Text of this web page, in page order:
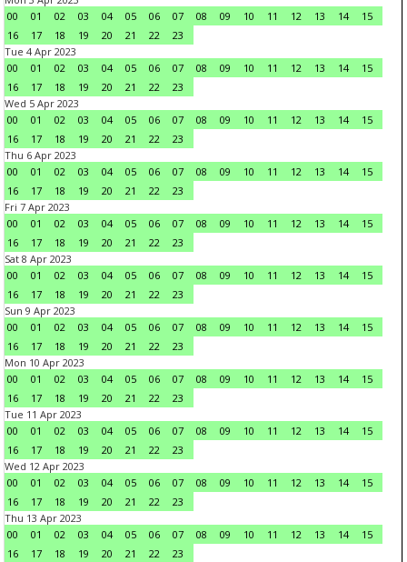
00
01 02 03 04 05 06 07 08 09 10 11 12 13 14
15
16
17 18 19 20 21 22
23
Tue 4 Apr 2023
00
01 02 03 04 05 06 07 08 09 10 11 12 13 14
15
16
17 18 19 20 21 22
23
Wed 5 Apr 2023
00
01 02 03 04 05 06 07 08 09 10 11 12 13 14
15
16
17 18 19 20 21 22
23
Thu 6 Apr 2023
00
01 02 03 04 05 06 07 08 09 10 11 12 13 14
15
16
17 18 19 20 21 22
23
Fri 7 Apr 2023
00
01 02 03 04 05 06 07 08 09 10 11 12 13 14
15
16
17 18 19 20 21 22
23
Sat 8 Apr 2023
00
01 02 03 04 05 06 07 08 09 10 11 12 13 14
15
16
17 18 19 20 21 22
23
Sun 9 Apr 2023
00
01 02 03 04 05 06 07 08 09 10 11 12 13 14
15
16
17 18 19 20 21 22
23
Mon 10 Apr 2023
00
01 02 03 04 05 06 07 08 09 10 11 12 13 14
15
16
17 18 19 20 21 22
23
Tue 11 Apr 2023
00
01 02 03 04 05 06 07 08 09 10 11 12 13 14
15
16
17 18 19 20 21 22
23
Wed 12 Apr 2023
00
01 02 03 04 05 06 07 08 09 10 11 12 13 14
15
16
17 18 19 20 21 22
23
Thu 13 Apr 2023
00
01 02 03 04 05 06 07 08 09 10 11 12 13 14
15
16
17 18 19 20 21 22
23